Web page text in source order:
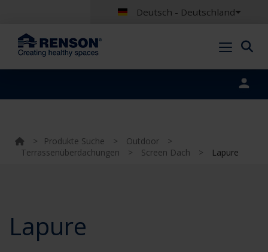
Deutsch - Deutschland
> Produkte Suche > Outdoor
>
Terrassenüberdachungen
> Screen Dach > Lapure
Lapure